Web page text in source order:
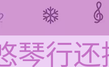
琴行